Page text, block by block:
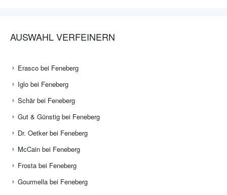
AUSWAHL VERFEINERN
Erasco bei Feneberg
Iglo bei Feneberg
Schär bei Feneberg
Gut & Günstig bei Feneberg
Dr. Oetker bei Feneberg
McCain bei Feneberg
Frosta bei Feneberg
Gourmella bei Feneberg